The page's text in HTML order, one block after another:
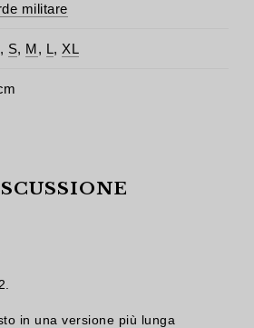
militare
, S, M, L, XL
in una versione più lunga